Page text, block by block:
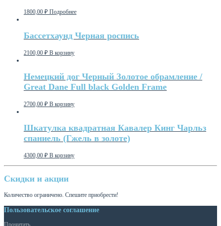
1800,00 ₽ Подробнее
Бассетхаунд Черная роспись
2100,00 ₽ В корзину
Немецкий дог Черный Золотое обрамление /
Great Dane Full black Golden Frame
2700,00 ₽ В корзину
Шкатулка квадратная Кавалер Кинг Чарльз
спаниель (Гжель в золоте)
4300,00 ₽ В корзину
Скидки и акции
Количество ограничено. Спешите приобрести!
Пользовательское соглашение
Прочитать